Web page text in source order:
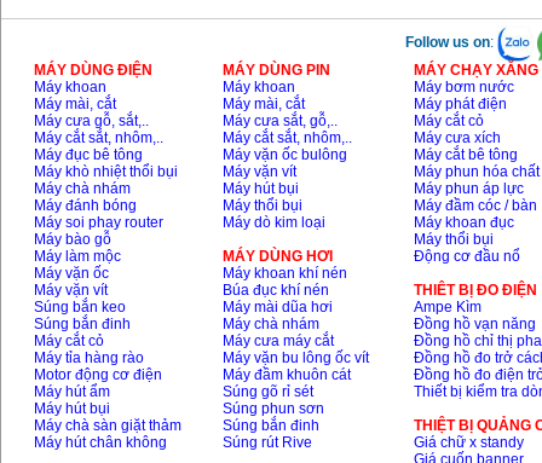
Follow us on:
MÁY DÙNG ĐIỆN
Máy khoan
Máy mài, cắt
Máy cưa gỗ, sắt,..
Máy cắt sắt, nhôm,..
Máy đục bê tông
Máy khò nhiệt thổi bụi
Máy chà nhám
Máy đánh bóng
Máy soi phay router
Máy bào gỗ
Máy làm mộc
Máy vặn ốc
Máy vặn vít
Súng bắn keo
Súng bắn đinh
Máy cắt cỏ
Máy tỉa hàng rào
Motor động cơ điện
Máy hút ẩm
Máy hút bụi
Máy chà sàn giặt thảm
Máy hút chân không
MÁY DÙNG PIN
Máy khoan
Máy mài, cắt
Máy cưa sắt, gỗ,..
Máy cắt sắt, nhôm,..
Máy vặn ốc bulông
Máy vặn vít
Máy hút bụi
Máy thổi bụi
Máy dò kim loại
MÁY DÙNG HƠI
Máy khoan khí nén
Búa đục khí nén
Máy mài dũa hơi
Máy chà nhám
Máy cưa máy cắt
Máy vặn bu lông ốc vít
Máy đầm khuôn cát
Súng gõ rỉ sét
Súng phun sơn
Súng bắn đinh
Súng rút Rive
MÁY CHẠY
Máy bơm nước
Máy phát điện
Máy cắt cỏ
Máy cưa xích
Máy cắt bê tông
Máy phun hóa chất
Máy phun áp lực
Máy đầm cóc / bàn
Máy khoan đục
Máy thổi bụi
Động cơ đầu nổ
THIÊT BỊ ĐO ĐIỆN
Ampe Kìm
Đồng hồ vạn năng
Đồng hồ chỉ thị pha
Đồng hồ đo trở
Đồng hồ đo điện
Thiết bị kiểm tra
THIỆT BỊ QUẢNG
Giá chữ x standy
Giá cuốn banner